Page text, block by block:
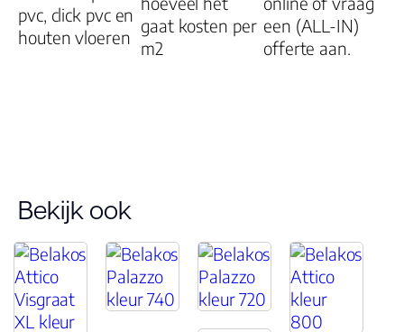
Gebruiksklasse
Slijtlaag (mm)
pvc, click pvc en
houten vloeren
gaat kosten per
m2
een (ALL-IN)
offerte aan.
Bekijk ook